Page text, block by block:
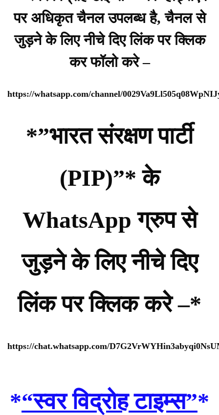
पर अधिकृत चैनल उपलब्ध है, चैनल से
जुड़ने के लिए नीचे दिए लिंक पर क्लिक
कर फॉलो करे –
https://whatsapp.com/channel/
*”भारत संरक्षण पार्टी
(PIP)”* के
WhatsApp ग्रुप से
जुड़ने के लिए नीचे दिए
लिंक पर क्लिक करे –*
https://chat.whatsapp.com/
*“स्वर विद्रोह टाइम्स”*